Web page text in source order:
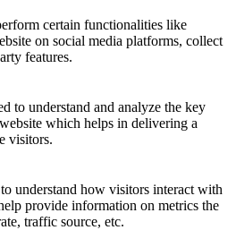
certain functionalities like
on social media platforms, collect
features.
to understand and analyze the key
which helps in delivering a
visitors.
understand how visitors interact with
provide information on metrics the
traffic source, etc.